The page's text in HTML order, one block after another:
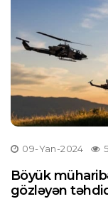
09-Yan-2024
Böyük
gözləyən